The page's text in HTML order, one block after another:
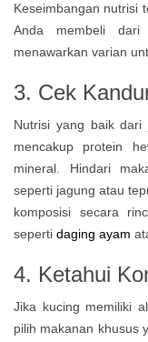
Keseimbangan nutrisi
Anda membeli
menawarkan varian
3. Cek
Nutrisi yang baik
mencakup protein
mineral. Hindari
seperti jagung atau
komposisi secara
seperti daging ayam
4. Ketahui
Jika kucing memiliki
pilih makanan khusus